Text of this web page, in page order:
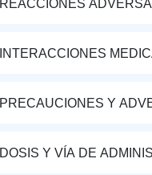
REACCIONES
INTERACCIONES
PRECAUCIONES Y
DOSIS Y VÍA DE